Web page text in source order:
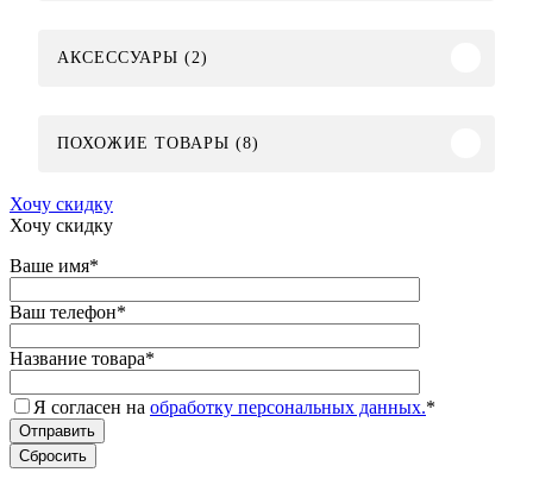
АКСЕССУАРЫ (2)
ПОХОЖИЕ ТОВАРЫ (8)
Хочу скидку
Хочу скидку
Ваше имя*
Ваш телефон*
Название товара*
Я согласен на обработку персональных данных.*